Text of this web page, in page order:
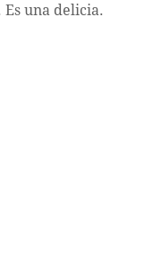
Es una delicia.